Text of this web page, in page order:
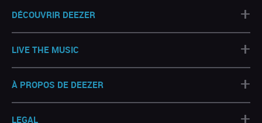
DÉCOUVRIR DEEZER +
LIVE THE MUSIC +
À PROPOS DE DEEZER +
LEGAL +